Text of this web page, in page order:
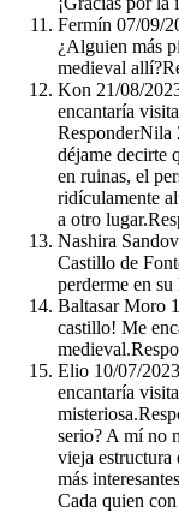
Fermín 07/09/
¿Alguien más
medieval
Kon 21/08/
encantaría
ResponderNila
déjame decirte
en ruinas, el
ridículamente
a otro
Nashira
Castillo de
perderme en
Baltasar Moro
castillo! Me
Elio 10/07/
encantaría
serio? A mí no
vieja estructura
más
Cada quien